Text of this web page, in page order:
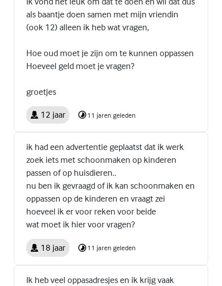
als baantje doen samen met mijn vriendin
(ook 12) alleen ik heb wat vragen,
Hoe oud moet je zijn om te kunnen oppassen
Hoeveel geld moet je vragen?
groetjes
12 jaar 11 jaren geleden
ik had een advertentie geplaatst dat ik werk
zoek iets met schoonmaken op kinderen
passen of op huisdieren..
nu ben ik gevraagd of ik kan schoonmaken en
oppassen op de kinderen en vraagt zei
hoeveel ik er voor reken voor beide
wat moet ik hier voor vragen?
18 jaar 11 jaren geleden
Ik heb veel oppasadresjes en ik krijg vaak